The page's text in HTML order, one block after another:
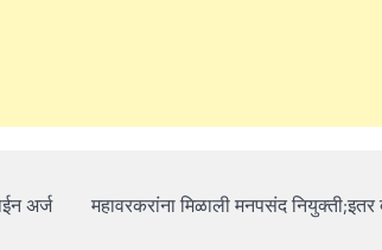
अर्ज
महावरकरांना मिळाली मनपसंद नियुक्ती;इतर